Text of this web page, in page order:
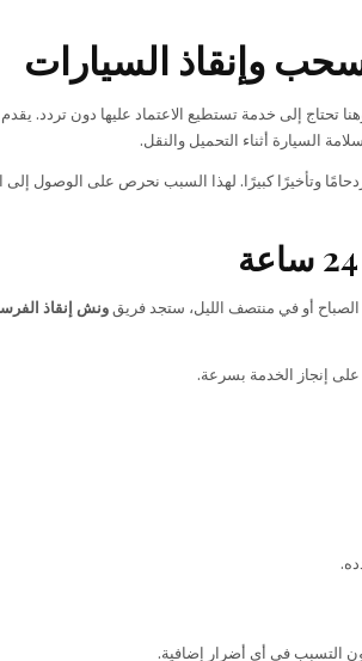
تحتاج إلى خدمة تستطيع الاعتماد عليها دون تردد.
وتأخيرًا كبيرًا. لهذا السبب نحرص على الوصول
أو في منتصف الليل، ستجد فريقونش إنقاذ
على إنجاز الخدمة بسرعة.
التسبب في أي أضرار إضافية.